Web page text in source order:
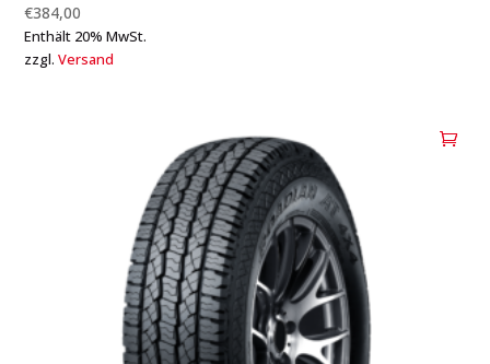
€384,00
Enthält 20% MwSt.
zzgl.Versand